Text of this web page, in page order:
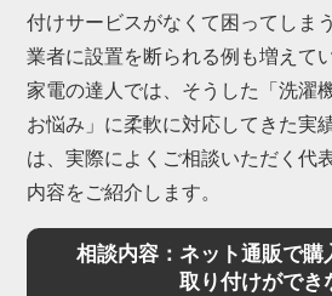
付けサービスがなくて困ってしま
業者に設置を断られる例も増えて
家電の達人では、そうした「洗濯
お悩み」に柔軟に対応してきた実
は、実際によくご相談いただく代
内容をご紹介します。
相談内容：ネット通販で購
取り付けができ